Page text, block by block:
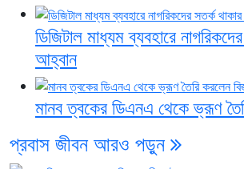
ডিজিটাল মাধ্যম ব্যবহারে
আহ্বান
মানব ত্বকের ডিএনএ থেকে ভ্রূণ
প্রবাস জীবনআরও পড়ুন